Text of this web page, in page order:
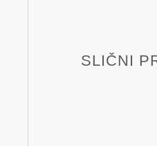
SLIČNI